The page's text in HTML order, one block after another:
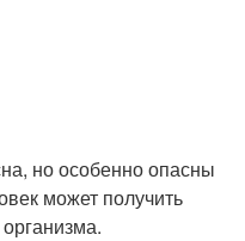
но особенно опасны
может получить